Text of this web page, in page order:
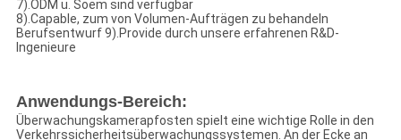
7).ODM u. Soem sind verfügbar
8).Capable, zum von Volumen-Aufträgen zu behandeln
Berufsentwurf 9).Provide durch unsere erfahrenen R&D-
Ingenieure
Anwendungs-Bereich:
Überwachungskamerapfosten spielt eine wichtige Rolle in den
Verkehrssicherheitsüberwachungssystemen. An der Ecke an